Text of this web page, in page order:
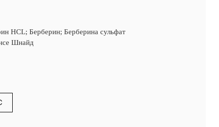
HCL; Берберин; Берберина сульфат
Шнайд